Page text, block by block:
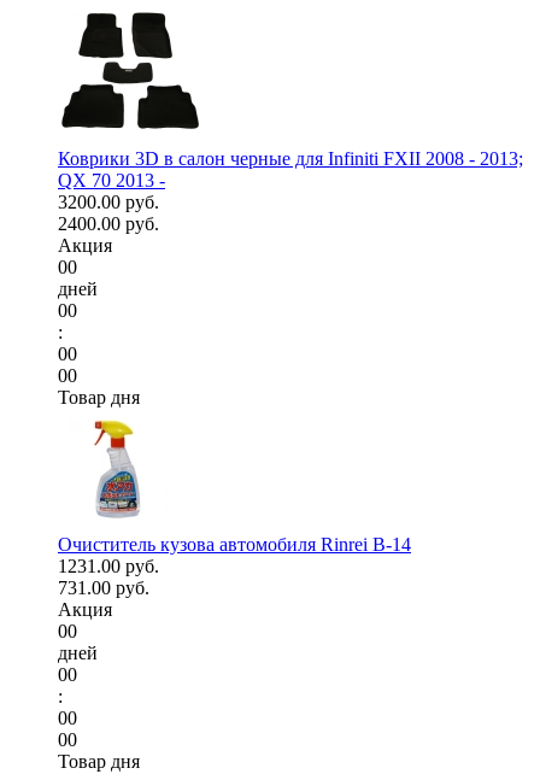
Коврики 3D в салон черные для Infiniti FXII 2008 - 2013;
QX 70 2013 -
3200.00 руб.
2400.00 руб.
Акция
00
дней
00
:
00
00
Товар дня
Очиститель кузова автомобиля Rinrei B-14
1231.00 руб.
731.00 руб.
Акция
00
дней
00
:
00
00
Товар дня